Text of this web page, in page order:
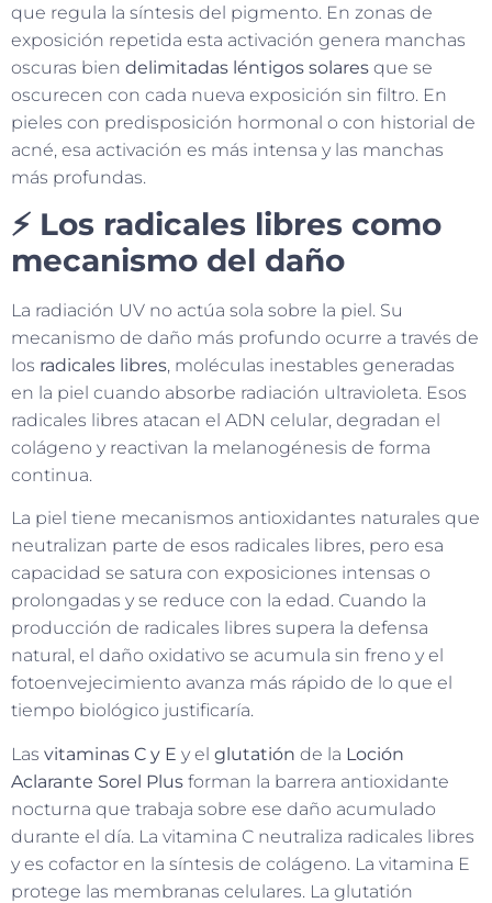
que regula la síntesis del pigmento. En zonas de
exposición repetida esta activación genera manchas
oscuras bien delimitadas léntigos solares que se
oscurecen con cada nueva exposición sin filtro. En
pieles con predisposición hormonal o con historial de
acné, esa activación es más intensa y las manchas
más profundas.
⚡ Los radicales libres como
mecanismo del daño
La radiación UV no actúa sola sobre la piel. Su
mecanismo de daño más profundo ocurre a través de
los radicales libres, moléculas inestables generadas
en la piel cuando absorbe radiación ultravioleta. Esos
radicales libres atacan el ADN celular, degradan el
colágeno y reactivan la melanogénesis de forma
continua.
La piel tiene mecanismos antioxidantes naturales que
neutralizan parte de esos radicales libres, pero esa
capacidad se satura con exposiciones intensas o
prolongadas y se reduce con la edad. Cuando la
producción de radicales libres supera la defensa
natural, el daño oxidativo se acumula sin freno y el
fotoenvejecimiento avanza más rápido de lo que el
tiempo biológico justificaría.
Las vitaminas C y E y el glutatión de la Loción
Aclarante Sorel Plus forman la barrera antioxidante
nocturna que trabaja sobre ese daño acumulado
durante el día. La vitamina C neutraliza radicales libres
y es cofactor en la síntesis de colágeno. La vitamina E
protege las membranas celulares. La glutatión